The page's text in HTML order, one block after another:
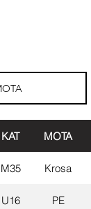
KAT MOTA
M35 Krosa
U16 PE